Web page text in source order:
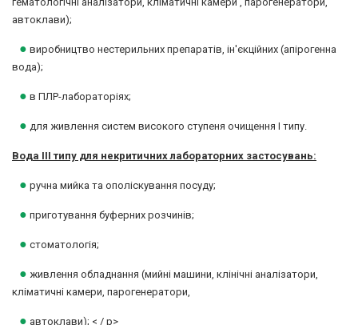
автоклави);
● виробництво нестерильних препаратів, ін'єкційних (апірогенна
вода);
● в ПЛР-лабораторіях;
● для живлення систем високого ступеня очищення I типу.
Вода III типу для некритичних лабораторних застосувань:
● ручна мийка та ополіскування посуду;
● приготування буферних розчинів;
● стоматологія;
● живлення обладнання (мийні машини, клінічні аналізатори,
кліматичні камери, парогенератори,
● автоклави); < / p>